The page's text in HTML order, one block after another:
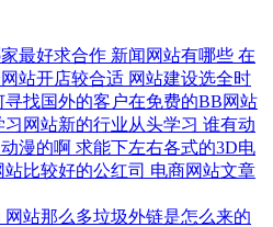
最好求合作 新闻网站有哪些 在
站开店较合适 网站建设选全时
寻找国外的客户在免费的BB网站
网站新的行业从头学习 谁有动
漫的啊 求能下左右各式的3D电
比较好的公红司 电商网站文章
网站那么多垃圾外链是怎么来的